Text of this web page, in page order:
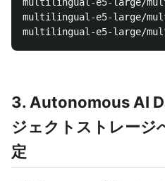
multilingual-e5-large/
multilingual-e5-large/
3. Autonomous AI
ジェクトストレージ
定